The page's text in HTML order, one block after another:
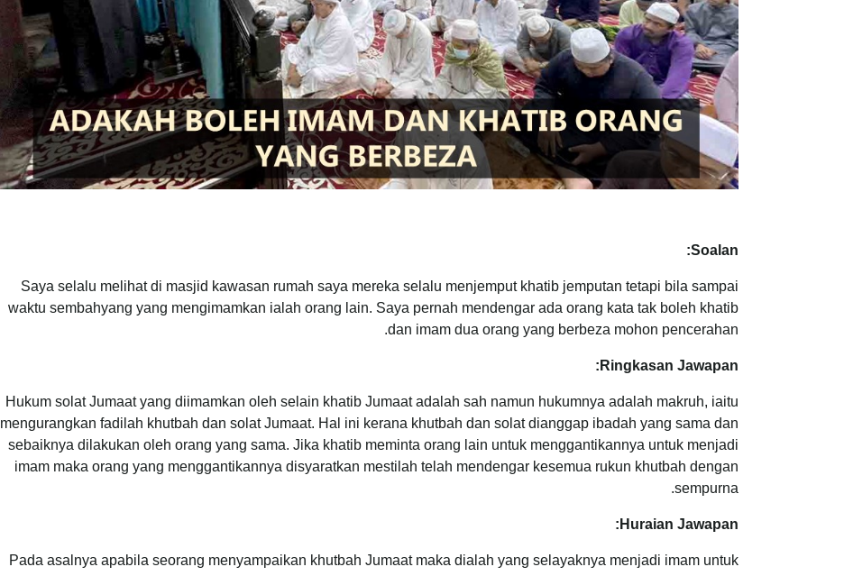
Soalan:
Saya selalu melihat di masjid kawasan rumah saya mereka selalu menjemput khatib jemputan tetapi bila sampai
waktu sembahyang yang mengimamkan ialah orang lain. Saya pernah mendengar ada orang kata tak boleh khatib
dan imam dua orang yang berbeza mohon pencerahan.
Ringkasan Jawapan:
Hukum solat Jumaat yang diimamkan oleh selain khatib Jumaat adalah sah namun hukumnya adalah makruh, iaitu
mengurangkan fadilah khutbah dan solat Jumaat. Hal ini kerana khutbah dan solat dianggap ibadah yang sama dan
sebaiknya dilakukan oleh orang yang sama. Jika khatib meminta orang lain untuk menggantikannya untuk menjadi
imam maka orang yang menggantikannya disyaratkan mestilah telah mendengar kesemua rukun khutbah dengan
sempurna.
Huraian Jawapan:
Pada asalnya apabila seorang menyampaikan khutbah Jumaat maka dialah yang selayaknya menjadi imam untuk